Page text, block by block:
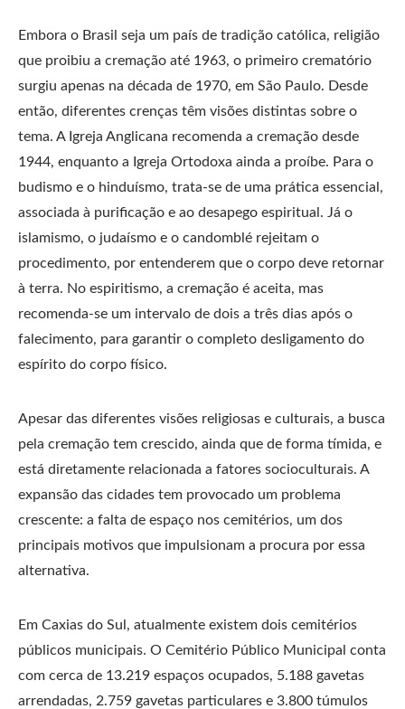
Embora o Brasil seja um país de tradição católica, religião
que proibiu a cremação até 1963, o primeiro crematório
surgiu apenas na década de 1970, em São Paulo. Desde
então, diferentes crenças têm visões distintas sobre o
tema. A Igreja Anglicana recomenda a cremação desde
1944, enquanto a Igreja Ortodoxa ainda a proíbe. Para o
budismo e o hinduísmo, trata-se de uma prática essencial,
associada à purificação e ao desapego espiritual. Já o
islamismo, o judaísmo e o candomblé rejeitam o
procedimento, por entenderem que o corpo deve retornar
à terra. No espiritismo, a cremação é aceita, mas
recomenda-se um intervalo de dois a três dias após o
falecimento, para garantir o completo desligamento do
espírito do corpo físico.
Apesar das diferentes visões religiosas e culturais, a busca
pela cremação tem crescido, ainda que de forma tímida, e
está diretamente relacionada a fatores socioculturais. A
expansão das cidades tem provocado um problema
crescente: a falta de espaço nos cemitérios, um dos
principais motivos que impulsionam a procura por essa
alternativa.
Em Caxias do Sul, atualmente existem dois cemitérios
públicos municipais. O Cemitério Público Municipal conta
com cerca de 13.219 espaços ocupados, 5.188 gavetas
arrendadas, 2.759 gavetas particulares e 3.800 túmulos